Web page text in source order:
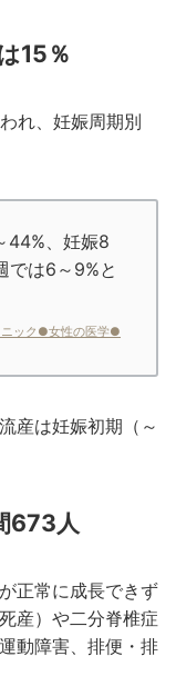
15％
れ、妊娠周期別
44%、妊娠8
では6～9%と
ニック●女性の医学●
産は妊娠初期（～
673人
正常に成長できず
産）や二分脊椎症
動障害、排便・排